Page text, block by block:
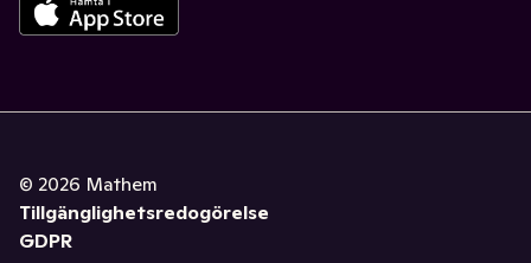
© 2026 Mathem
Tillgänglighetsredogörelse
GDPR